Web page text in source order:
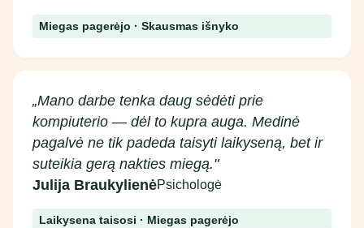
Miegas pagerėjo · Skausmas išnyko
„Mano darbe tenka daug sėdėti prie
kompiuterio — dėl to kupra auga. Medinė
pagalvė ne tik padeda taisyti laikyseną, bet ir
suteikia gerą nakties miegą."
Julija BraukylienėPsichologė
Laikysena taisosi · Miegas pagerėjo